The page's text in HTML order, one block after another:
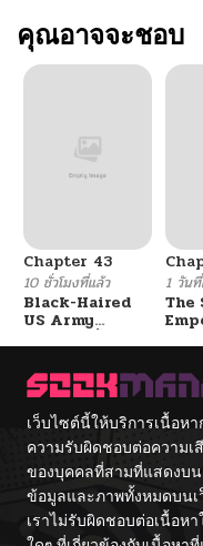
คุณอาจจะชอบ
Chapter 43
10 ชั่วโมงที่แล้ว
Black-Haired
US Army
General ย้อนเวลา
1 วัน
The
จักรพ
ผงาด
เว็บไซต์นี้ให้บริการเนื้อห
ความรับผิดชอบต่อความเ
ของบุคคลที่สามที่แสดงบน
ข้อมูลและภาพทั้งหมดบนเ
เราไม่รับผิดชอบต่อเนื้อ